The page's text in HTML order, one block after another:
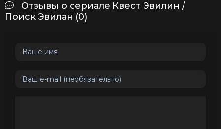
Отзывы о сериале Квест Эвилин /
Поиск Эвилан (0)